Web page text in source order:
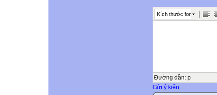
Kích thước font
Đường dẫn: p
Gửi ý kiến